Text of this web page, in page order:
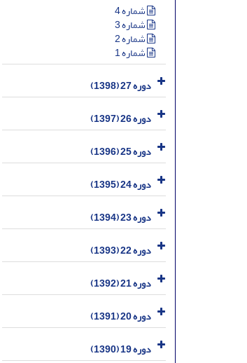
شماره 4
شماره 3
شماره 2
شماره 1
دوره 27 (1398)
دوره 26 (1397)
دوره 25 (1396)
دوره 24 (1395)
دوره 23 (1394)
دوره 22 (1393)
دوره 21 (1392)
دوره 20 (1391)
دوره 19 (1390)